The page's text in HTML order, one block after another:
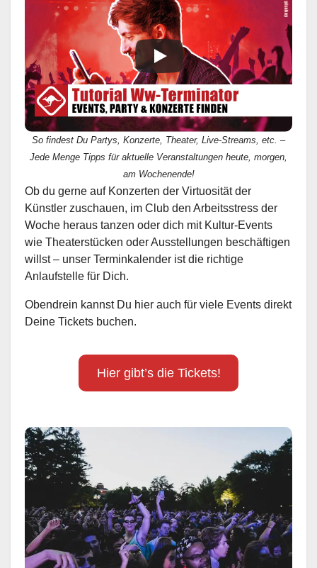
So findest Du Partys, Konzerte, Theater, Live-Streams, etc. –
Jede Menge Tipps für aktuelle Veranstaltungen heute, morgen,
am Wochenende!
Ob du gerne auf Konzerten der Virtuosität der
Künstler zuschauen, im Club den Arbeitsstress der
Woche heraus tanzen oder dich mit Kultur-Events
wie Theaterstücken oder Ausstellungen beschäftigen
willst – unser Terminkalender ist die richtige
Anlaufstelle für Dich.
Obendrein kannst Du hier auch für viele Events direkt
Deine Tickets buchen.
Hier gibt’s die Tickets!